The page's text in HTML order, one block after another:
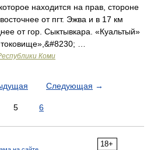
находится на прав, стороне
от пгт. Эжва и в 17 км
от гор. Сыктывкара. «Куальтый»
…
Коми
Следующая →
5 6
18+